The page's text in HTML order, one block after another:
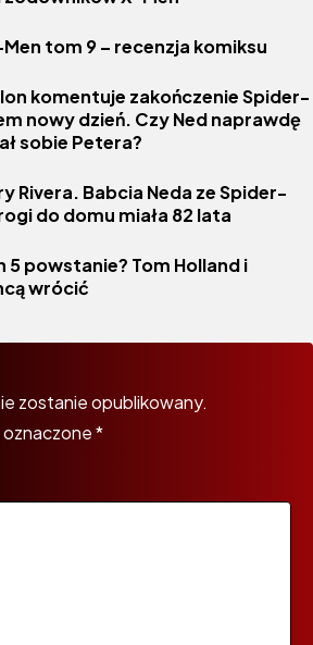
tom 9 – recenzja komiksu
komentuje zakończenie Spider-
nowy dzień. Czy Ned naprawdę
sobie Petera?
Rivera. Babcia Neda ze Spider-
do domu miała 82 lata
5 powstanie? Tom Holland i
wrócić
zostanie opublikowany.
*